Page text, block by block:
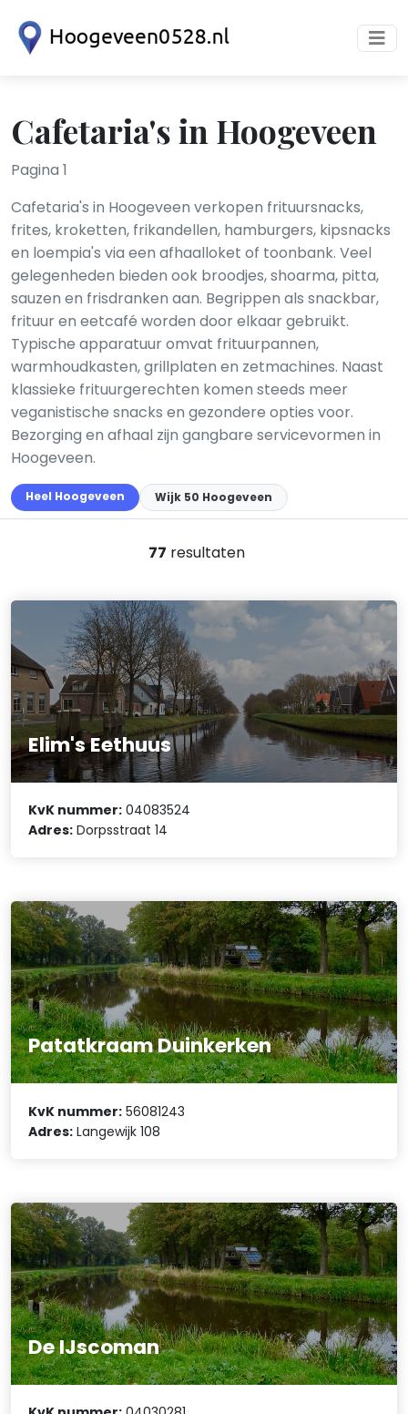
Cafetaria's in Hoogeveen
Pagina 1
Cafetaria's in Hoogeveen verkopen frituursnacks,
frites, kroketten, frikandellen, hamburgers, kipsnacks
en loempia's via een afhaalloket of toonbank. Veel
gelegenheden bieden ook broodjes, shoarma, pitta,
sauzen en frisdranken aan. Begrippen als snackbar,
frituur en eetcafé worden door elkaar gebruikt.
Typische apparatuur omvat frituurpannen,
warmhoudkasten, grillplaten en zetmachines. Naast
klassieke frituurgerechten komen steeds meer
veganistische snacks en gezondere opties voor.
Bezorging en afhaal zijn gangbare servicevormen in
Hoogeveen.
Heel Hoogeveen Wijk 50 Hoogeveen
77 resultaten
Elim's Eethuus
KvK nummer: 04083524
Adres: Dorpsstraat 14
Patatkraam Duinkerken
KvK nummer: 56081243
Adres: Langewijk 108
De IJscoman